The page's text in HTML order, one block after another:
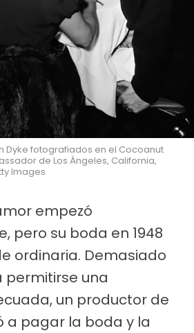
Dyke fotografiados en el Cocoanut
de Los Ángeles, California,
Images
empezó
pero su boda en 1948
ordinaria. Demasiado
una
un productor de
a pagar la boda y la